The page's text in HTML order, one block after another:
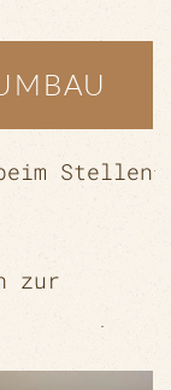
Stellen
zur